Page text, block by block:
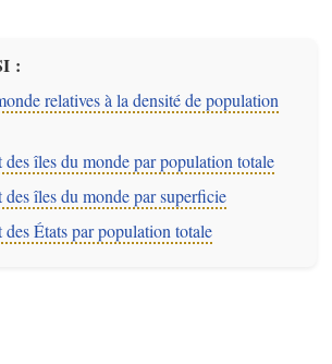
:
relatives à la densité de population
des îles du monde par population totale
des îles du monde par superficie
des États par population totale